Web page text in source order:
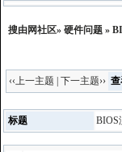
搜由网社区» 硬件问题 »
‹‹上一主题 下一主题››
标题 BIOS